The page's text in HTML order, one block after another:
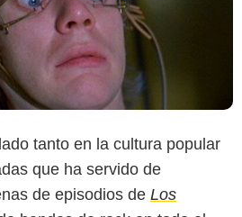
tanto en la cultura popular
que ha servido de
de episodios de Los